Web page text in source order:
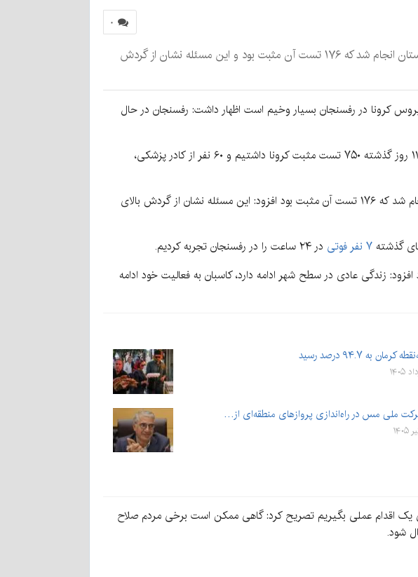
۰
رئیس دانشگاه علوم پزشکی رفسنجان با اعلام این خبر گفت: روز گذشته ۱۹۶ تست کرونا در این شهرستان انجام شد که ۱۷۶ تست آن مثبت بود و این مسئله نشان از گردش
کرونا در رفسنجان بسیار وخیم است اظهار داشت: رفسنجان در حال
وی با بیان اینکه رفسنجان در ۱۱ روز گذشته، ۳۱ مرگ کرونایی و ۱۵ مرگ مشکوک داشته است گفت: در ۱۱ روز گذشته ۷۵۰ تست مثبت کرونا داشتیم و ۶۰ نفر از کادر پزشکی،
رئیس دانشگاه علوم پزشکی رفسنجان با اشاره به اینکه روز گذشته ۱۹۶ تست کرونا در این شهرستان انجام شد که ۱۷۶ تست آن مثبت بود افزود: این مسئله نشان از گردش بالای
۷ نفر فوتی
در ۲۴ ساعت را در رفسنجان تجربه کردیم.
زندگی عادی در سطح شهر ادامه دارد، کاسبان به فعالیت خود ادامه
به ۹۴.۷ درصد رسید
ملی مس در راه‌اندازی پروازهای منطقه‌ای از…
یک اقدام عملی بگیریم تصریح کرد: گاهی ممکن است برخی مردم صلاح
شود.